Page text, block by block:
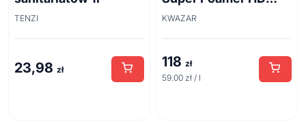
TENZI
23,98 zł
acid line 2L
KWAZAR
118 zł
59.00 zł / l